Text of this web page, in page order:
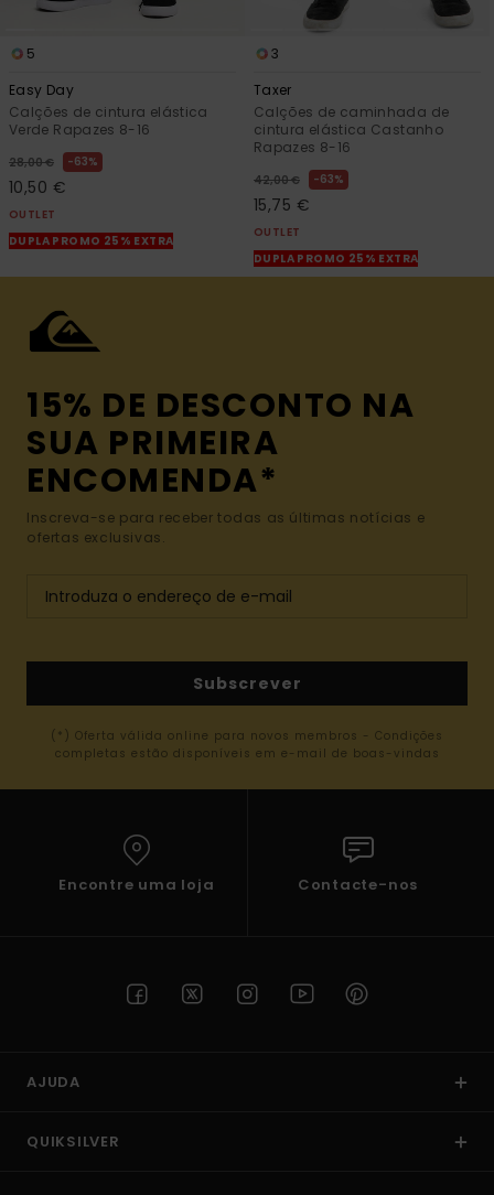
5
Easy Day
Calções de cintura elástica
Verde Rapazes 8-16
28,00 € 63%
10,50 €
OUTLET
DUPLA PROMO 25% EXTRA
3
Taxer
Calções de caminhada de
cintura elástica Castanho
Rapazes 8-16
42,00 € 63%
15,75 €
OUTLET
DUPLA PROMO 25% EXTRA
15% DE DESCONTO NA
SUA PRIMEIRA
ENCOMENDA*
Inscreva-se para receber todas as últimas notícias e
ofertas exclusivas.
Subscrever
(*) Oferta válida online para novos membros - Condições
completas estão disponíveis em e-mail de boas-vindas
Encontre uma loja Contacte-nos
AJUDA
QUIKSILVER